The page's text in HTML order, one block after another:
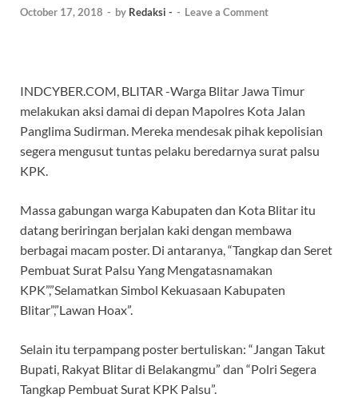
October 17, 2018 - by Redaksi - - Leave a Comment
INDCYBER.COM, BLITAR -Warga Blitar Jawa Timur
melakukan aksi damai di depan Mapolres Kota Jalan
Panglima Sudirman. Mereka mendesak pihak kepolisian
segera mengusut tuntas pelaku beredarnya surat palsu
KPK.
Massa gabungan warga Kabupaten dan Kota Blitar itu
datang beriringan berjalan kaki dengan membawa
berbagai macam poster. Di antaranya, “Tangkap dan Seret
Pembuat Surat Palsu Yang Mengatasnamakan
KPK”,”Selamatkan Simbol Kekuasaan Kabupaten
Blitar”,”Lawan Hoax”.
Selain itu terpampang poster bertuliskan: “Jangan Takut
Bupati, Rakyat Blitar di Belakangmu” dan “Polri Segera
Tangkap Pembuat Surat KPK Palsu”.